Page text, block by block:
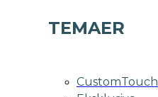
TEMAER
CustomTouch